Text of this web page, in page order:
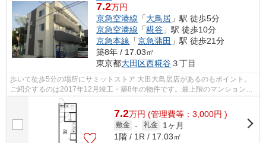
7.2万円
京急空港線 「大鳥居 」駅 徒歩5分
京急空港線 「糀谷 」駅 徒歩10分
京急本線 「京急蒲田 」駅 徒歩21分
築8年 / 17.03㎡
東京都大田区西糀谷３丁目
歩いて徒歩5分の場所にサミットストア 大田大鳥居店があるのもポイント。
ご紹介するのは2017年12月竣工・築8年の物件です。最上階のマンションで
す。電車でのアクセスを快適なものにす...
7.2万円 (管理費等：3,000円 )
敷金 - 礼金
1ヶ月
1階 / 1R / 17.03㎡